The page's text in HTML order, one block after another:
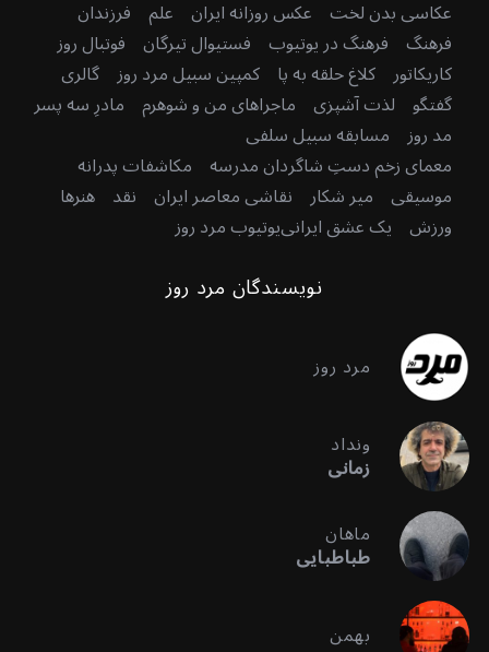
عکاسی بدن لخت عکس روزانه ایران علم فرزندان
فرهنگ فرهنگ در یوتیوب فستیوال تیرگان فوتبال روز
کاریکاتور کلاغ حلقه به پا کمپین سبیل مرد روز گالری
گفتگو لذت آشپزی ماجراهای من و شوهرم مادرِ سه پسر
مد روز مسابقه سبیل سلفی
معمای زخم دستِ شاگردان مدرسه مکاشفات پدرانه
موسیقی میر شکار نقاشی معاصر ایران نقد هنرها
ورزش یک عشق ایرانییوتیوب مرد روز
نویسندگان مرد روز
مرد روز
ونداد
زمانی
ماهان
طباطبایی
بهمن